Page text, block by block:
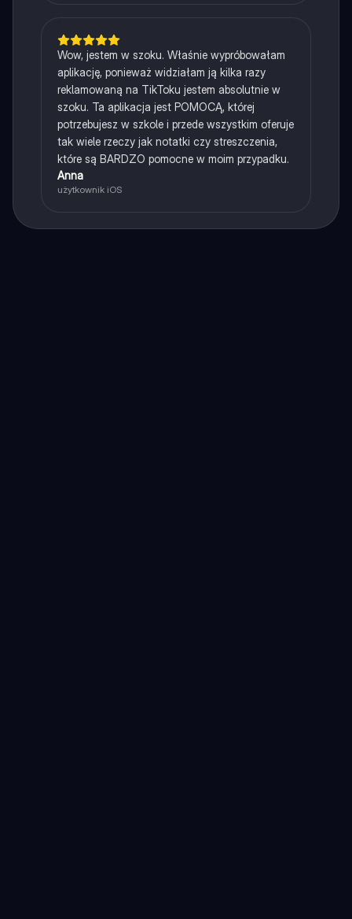
Wow, jestem w szoku. Właśnie wypróbowałam
aplikację, ponieważ widziałam ją kilka razy
reklamowaną na TikToku jestem absolutnie w
szoku. Ta aplikacja jest POMOCĄ, której
potrzebujesz w szkole i przede wszystkim oferuje
tak wiele rzeczy jak notatki czy streszczenia,
które są BARDZO pomocne w moim przypadku.
Anna
użytkownik iOS